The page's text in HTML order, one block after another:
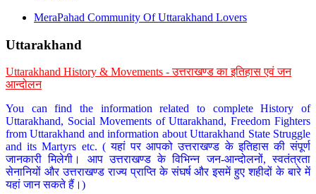
MeraPahad Community Of Uttarakhand Lovers
Uttarakhand
Uttarakhand History & Movements - उत्तराखण्ड का इतिहास एवं जन
आन्दोलन
You can find the information related to complete History of
Uttarakhand, Social Movements of Uttarakhand, Freedom Fighters
from Uttarakhand and information about Uttarakhand State Struggle
and its Martyrs etc. ( यहां पर आपको उत्तराखण्ड के इतिहास की संपूर्ण
जानकारी मिलेगी। आप उत्तराखण्ड के विभिन्न जन-आन्दोलनों, स्वतंत्रता
सेनानियों और उत्तराखण्ड राज्य प्राप्ति के संघर्ष और इसमें हुए शहीदों के बारे में
यहां जान सकते हैं।)